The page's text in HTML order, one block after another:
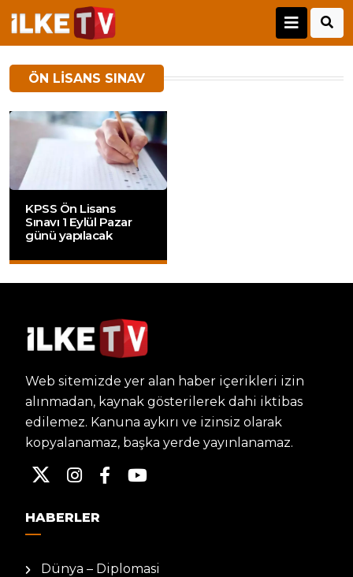
ÖN LISANS SINAV
KPSS Ön Lisans
Sınavı 1 Eylül Pazar
günü yapılacak
Web sitemizde yer alan haber içerikleri izin
alınmadan, kaynak gösterilerek dahi iktibas
edilemez. Kanuna aykırı ve izinsiz olarak
kopyalanamaz, başka yerde yayınlanamaz.
HABERLER
Dünya – Diplomasi